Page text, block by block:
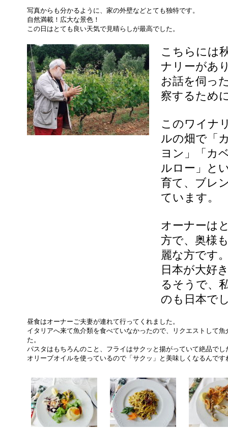
写真からも分かるように、家の外壁などとても独特です。
自然満載！広大な景色！
この日はとても良い天気で見晴らしが最高でした。
こちらには
ナリーがあ
お話を伺っ
察するため
このワイナ
ルの畑で「
ヨン」「カ
ルロー」と
育て、ブレ
ています。
オーナーは
方で、奥様
麗な方です
日本が大好
るそうで、
のも日本で
昼食はオーナーご夫妻が連れて行ってくれました。
イタリアへ来て魚介類を食べていなかったので、リクエストして
た。
パスタはもちろんのこと、フライはサクッと揚がっていて絶品でし
オリーブオイルを使っているので「サクッ」と美味しくなるんです